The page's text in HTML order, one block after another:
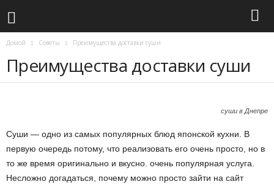
Домой Советы Преимущества доставки суши
Преимущества доставки суши
суши в Днепре
Суши — одно из самых популярных блюд японской кухни. В
первую очередь потому, что реализовать его очень просто, но в
то же время оригинально и вкусно. очень популярная услуга.
Несложно догадаться, почему можно просто зайти на сайт